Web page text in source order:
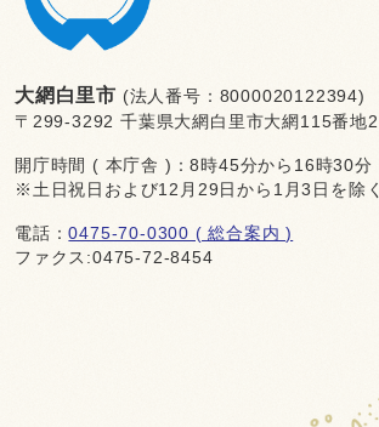
大網白里市 (法人番号：8000020122394)
〒299-3292 千葉県大網白里市大網115番地2
開庁時間 ( 本庁舎 )：8時45分から16時30分
※土日祝日および12月29日から1月3日を除く
電話：0475-70-0300 ( 総合案内 )
ファクス:0475-72-8454